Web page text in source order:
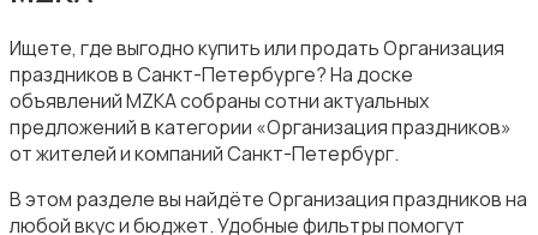
Автоуслуги
Ищете, где выгодно купить или продать Организация
праздников в Санкт-Петербурге? На доске
объявлений MZKA собраны сотни актуальных
предложений в категории «Организация праздников»
от жителей и компаний Санкт-Петербург.
В этом разделе вы найдёте Организация праздников на
любой вкус и бюджет. Удобные фильтры помогут